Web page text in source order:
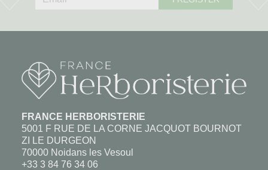
FRANCE HERBORISTERIE
5001 F RUE DE LA CORNE JACQUOT BOURNOT
ZI LE DURGEON
70000 Noidans les Vesoul
+33 3 84 76 34 06